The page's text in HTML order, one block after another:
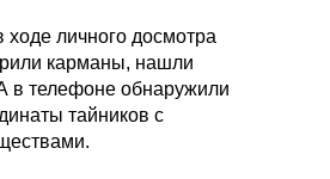
ходе личного досмотра
карманы, нашли
в телефоне обнаружили
тайников с